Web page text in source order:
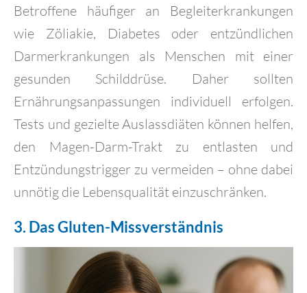
Betroffene häufiger an Begleiterkrankungen
wie Zöliakie, Diabetes oder entzündlichen
Darmerkrankungen als Menschen mit einer
gesunden Schilddrüse. Daher sollten
Ernährungsanpassungen individuell erfolgen.
Tests und gezielte Auslassdiäten können helfen,
den Magen-Darm-Trakt zu entlasten und
Entzündungstrigger zu vermeiden – ohne dabei
unnötig die Lebensqualität einzuschränken.
3. Das Gluten-Missverständnis